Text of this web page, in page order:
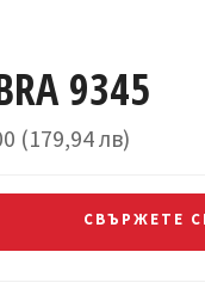
9345
(179,94 лв)
СВЪРЖЕТЕ